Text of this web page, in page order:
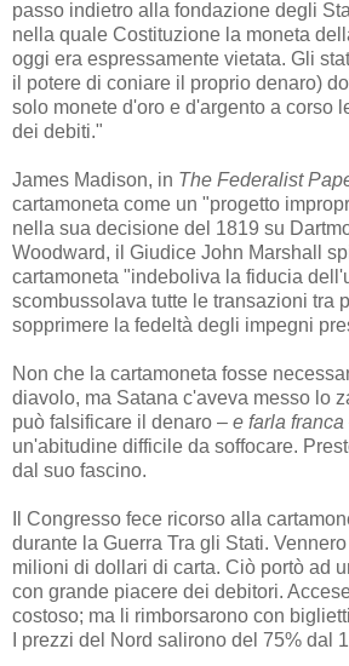
passo indietro alla fondazione degli
nella quale Costituzione la moneta
oggi era espressamente vietata. Gli
il potere di coniare il proprio denaro)
solo monete d'oro e d'argento a corso
dei debiti."
James Madison, in The Federalist
cartamoneta come un "progetto
nella sua decisione del 1819 su
Woodward, il Giudice John Marshall
cartamoneta "indeboliva la fiducia
scombussolava tutte le transazioni tra
sopprimere la fedeltà degli impegni
Non che la cartamoneta fosse
diavolo, ma Satana c'aveva messo lo
può falsificare il denaro – e farla franca
un'abitudine difficile da soffocare.
dal suo fascino.
Il Congresso fece ricorso alla
durante la Guerra Tra gli Stati.
milioni di dollari di carta. Ciò portò ad
con grande piacere dei debitori.
costoso; ma li rimborsarono con
I prezzi del Nord salirono del 75% dal